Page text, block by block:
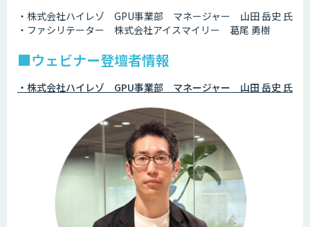
・株式会社ハイレゾ GPU事業部 マネージャー 山田 岳史 氏
・ファシリテーター 株式会社アイスマイリー 葛尾 勇樹
■ウェビナー登壇者情報
・株式会社ハイレゾ GPU事業部 マネージャー 山田 岳史 氏